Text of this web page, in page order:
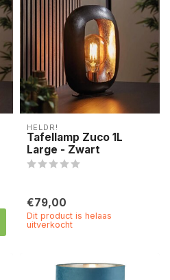
HELDR!
Tafellamp Zuco 1L
Large - Zwart
€79,00
Dit product is helaas
uitverkocht